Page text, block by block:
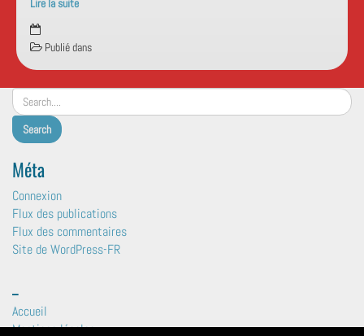
Lire la suite
Événements
à
:
Office
du
tourisme
Publié dans
Méta
Connexion
Flux des publications
Flux des commentaires
Site de WordPress-FR
Accueil
Mentions légales